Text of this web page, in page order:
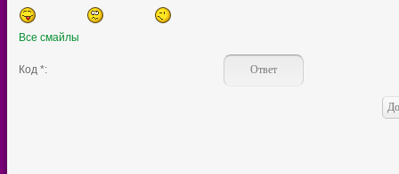
Все смайлы
Код *: